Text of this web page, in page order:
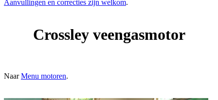
Aanvullingen en correcties zijn welkom.
Crossley veengasmotor
NaarMenu motoren.